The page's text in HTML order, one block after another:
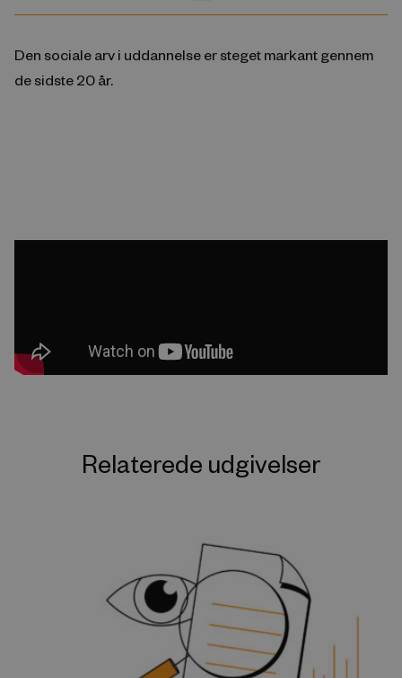
Den sociale arv i uddannelse er steget markant gennem
de sidste 20 år.
Relaterede udgivelser